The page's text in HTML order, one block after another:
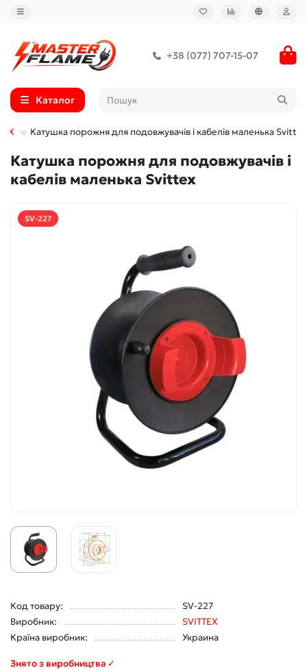
+38 (077) 707-15-07
Каталог
Катушка порожня для подовжувачів і кабелів маленька Svittex
Катушка порожня для подовжувачів і
кабелів маленька Svittex
SV-227
Код товару:
SV-227
Виробник:
SVITTEX
Країна виробник:
Украина
Знято з виробництва ✓